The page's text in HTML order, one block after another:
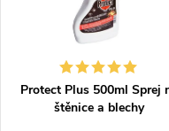
Protect Plus 500ml Sprej
štěnice a blechy